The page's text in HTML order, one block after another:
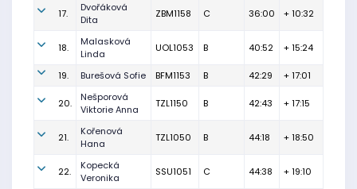
17.
Dvořáková
Dita
ZBM1158 C 36:00 + 10:32
18.
Malasková
Linda
UOL1053 B 40:52 + 15:24
19. Burešová Sofie BFM1153 B 42:29 + 17:01
20.
Nešporová
Viktorie Anna
TZL1150 B 42:43 + 17:15
21.
Kořenová
Hana
TZL1050 B 44:18 + 18:50
22.
Kopecká
Veronika
SSU1051 C 44:38 + 19:10